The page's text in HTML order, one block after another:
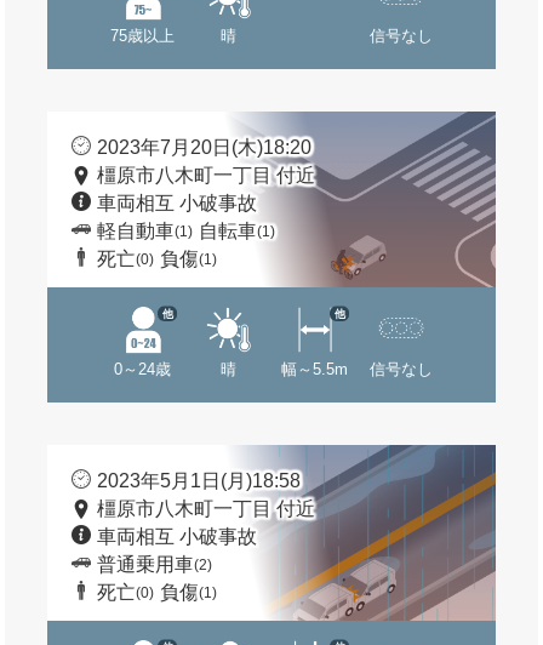
75歳以上 晴 信号なし
2023年7月20日(木)18:20
橿原市八木町一丁目 付近
車両相互 小破事故
軽自動車(1) 自転車(1)
死亡(0) 負傷(1)
0～24歳
他
晴 幅～5.5m
他
信号なし
2023年5月1日(月)18:58
橿原市八木町一丁目 付近
車両相互 小破事故
普通乗用車(2)
死亡(0) 負傷(1)